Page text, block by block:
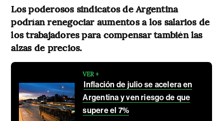
Los poderosos sindicatos de Argentina
podrían renegociar aumentos a los salarios de
los trabajadores para compensar también las
alzas de precios.
VER +
Inflación de julio se acelera en
Argentina y ven riesgo de que
supere el 7%